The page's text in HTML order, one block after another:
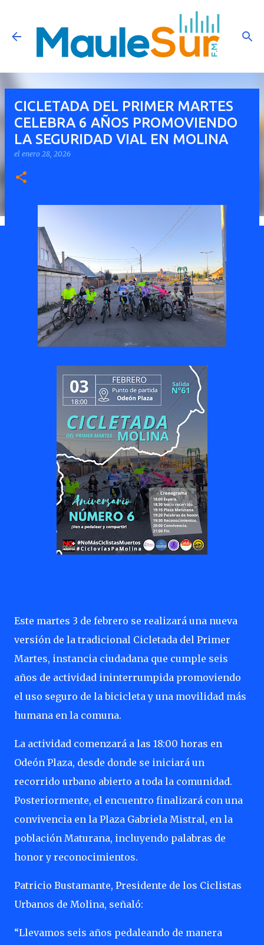
Ir al contenido principal
CICLETADA DEL PRIMER MARTES
CELEBRA 6 AÑOS PROMOVIENDO
LA SEGURIDAD VIAL EN MOLINA
el enero 28, 2026
Este martes 3 de febrero se realizará una nueva
versión de la tradicional Cicletada del Primer
Martes, instancia ciudadana que cumple seis
años de actividad ininterrumpida promoviendo
el uso seguro de la bicicleta y una movilidad más
humana en la comuna.
La actividad comenzará a las 18:00 horas en
Odeón Plaza, desde donde se iniciará un
recorrido urbano abierto a toda la comunidad.
Posteriormente, el encuentro finalizará con una
convivencia en la Plaza Gabriela Mistral, en la
población Maturana, incluyendo palabras de
honor y reconocimientos.
Patricio Bustamante, Presidente de los Ciclistas
Urbanos de Molina, señaló:
“Llevamos seis años pedaleando de manera